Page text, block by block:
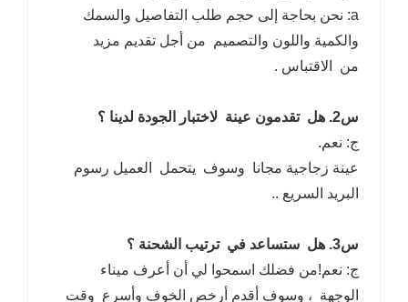
a: نحن بحاجة إلى حجم طلب التفاصيل والسمك
والكمية واللون والتصميم من أجل تقديم مزيد
من الاقتباس .
س2. هل تقدمون عينة لاختبار الجودة لدينا ؟
ج: نعم.
عينة زجاجية مجانا وسوف يتحمل العميل رسوم
البريد السريع ..
س3. هل ستساعد في ترتيب الشحنة ؟
ج: نعم!من فضلك اسمحوا لي أن أعرف ميناء
الوجهة ، وسوف أقدم أرخص الخوف وأسرع وقت